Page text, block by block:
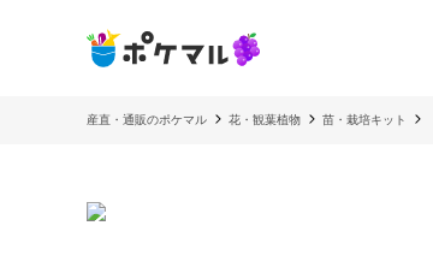
産直・通販のポケマル 花・観葉植物 苗・栽培キット